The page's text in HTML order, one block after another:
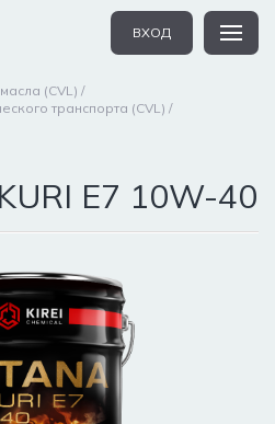
ВХОД
(CVL)
транспорта (CVL)
E7 10W-40